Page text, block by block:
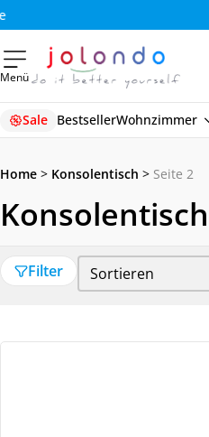
Menü
Sale BestsellerWohnzimmer
Home > Konsolentisch > Seite 2
Konsolentisch
Filter Sort Price
Sort content